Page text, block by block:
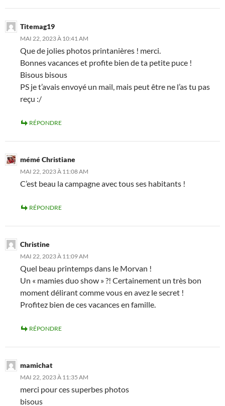
Titemag19
MAI 22, 2023 À 10:41 AM
Que de jolies photos printanières ! merci.
Bonnes vacances et profite bien de ta petite puce !
Bisous bisous
PS je t’avais envoyé un mail, mais peut être ne l’as tu pas
reçu :/
RÉPONDRE
mémé Christiane
MAI 22, 2023 À 11:08 AM
C’est beau la campagne avec tous ses habitants !
RÉPONDRE
Christine
MAI 22, 2023 À 11:09 AM
Quel beau printemps dans le Morvan !
Un « mamies duo show » ?! Certainement un très bon
moment délirant comme vous en avez le secret !
Profitez bien de ces vacances en famille.
RÉPONDRE
mamichat
MAI 22, 2023 À 11:35 AM
merci pour ces superbes photos
bisous